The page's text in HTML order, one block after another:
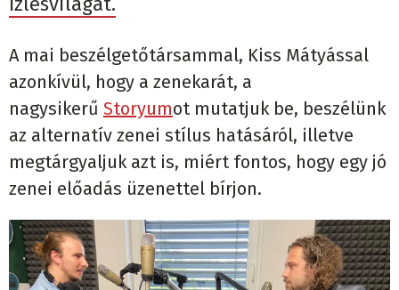
A mai beszélgetőtársammal, Kiss Mátyással
azonkívül, hogy a zenekarát, a
nagysikerű Storyumot mutatjuk be, beszélünk
az alternatív zenei stílus hatásáról, illetve
megtárgyaljuk azt is, miért fontos, hogy egy jó
zenei előadás üzenettel bírjon.